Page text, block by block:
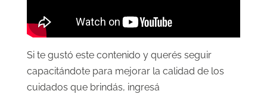
Si te gustó este contenido y querés seguir
capacitándote para mejorar la calidad de los
cuidados que brindás, ingresá